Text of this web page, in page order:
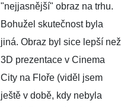
"nejjasnější" obraz na trhu.
Bohužel skutečnost byla
jiná. Obraz byl sice lepší než
3D prezentace v Cinema
City na Floře (viděl jsem
ještě v době, kdy nebyla